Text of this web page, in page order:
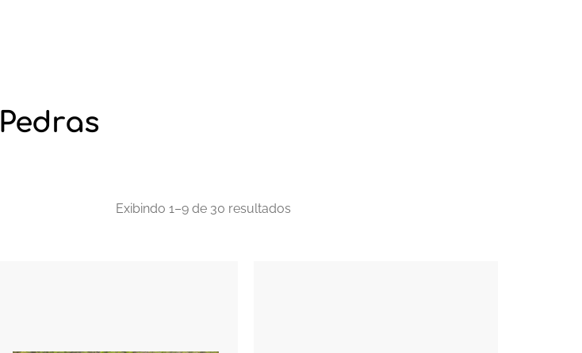
Pedras
Exibindo 1–9 de 30 resultados